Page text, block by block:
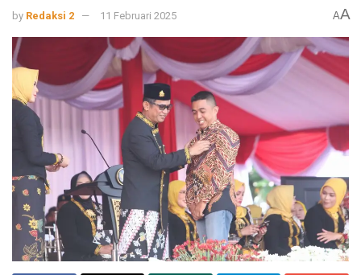
by Redaksi 2 11 Februari 2025 AA